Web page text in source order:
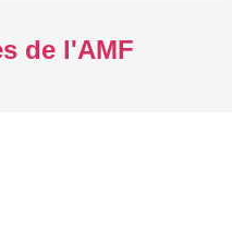
de l'AMF